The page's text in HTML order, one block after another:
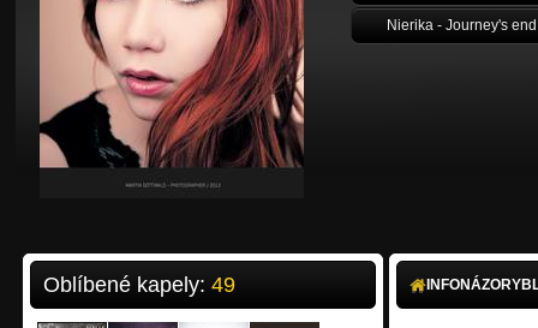
Nierika - Journey's
Oblíbené kapely: 49 INFONÁZORY